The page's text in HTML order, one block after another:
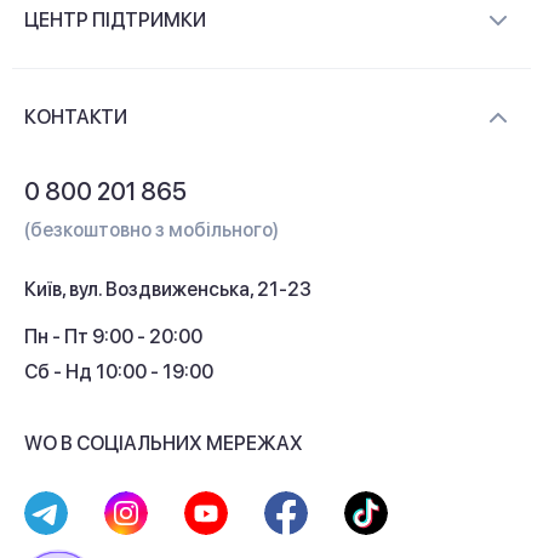
Контакти
ЦЕНТР ПІДТРИМКИ
Кешбек
КОНТАКТИ
0 800 201 865
(безкоштовно з мобільного)
Київ, вул. Воздвиженська, 21-23
Пн - Пт 9:00 - 20:00
Сб - Нд 10:00 - 19:00
WO В СОЦІАЛЬНИХ МЕРЕЖАХ